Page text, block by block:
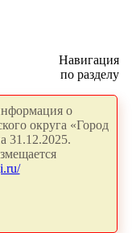
Навигация
по разделу
о
округа «Город
31.12.2025.